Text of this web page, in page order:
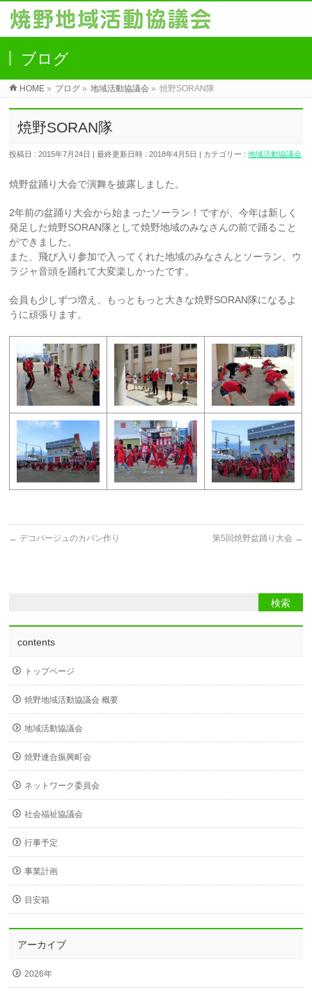
ブログ
HOME » ブログ » 地域活動協議会 » 焼野SORAN隊
焼野SORAN隊
投稿日 : 2015年7月24日 最終更新日時 : 2018年4月5日 カテゴリー :地域活動協議会
焼野盆踊り大会で演舞を披露しました。
2年前の盆踊り大会から始まったソーラン！ですが、今年は新しく
発足した焼野SORAN隊として焼野地域のみなさんの前で踊ること
ができました。
また、飛び入り参加で入ってくれた地域のみなさんとソーラン、ウ
ラジャ音頭を踊れて大変楽しかったです。
会員も少しずつ増え、もっともっと大きな焼野SORAN隊になるよ
うに頑張ります。
← デコパージュのカバン作り 第5回焼野盆踊り大会 →
contents
トップページ
焼野地域活動協議会 概要
地域活動協議会
焼野連合振興町会
ネットワーク委員会
社会福祉協議会
行事予定
事業計画
目安箱
アーカイブ
2026年